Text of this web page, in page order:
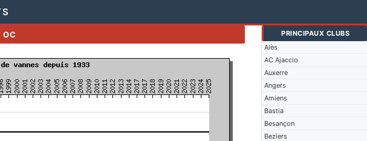
PRINCIPAUX CLUBS
Alès
AC Ajaccio
Auxerre
Angers
Amiens
Bastia
Besançon
Beziers
OC